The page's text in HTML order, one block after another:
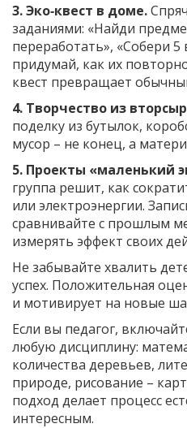
3. Эко‑квест в доме.
заданиями: «Найди
переработать», «Собери
придумай, как их
квест превращает
4. Творчество из
поделку из бутылок,
мусор – не конец, а
5. Проекты «маленький
группа решит, как
или электроэнергии.
сравнивайте с прошлым
измерять эффект своих
Не забывайте хвалить
успех. Положительная
и мотивирует на новые
Если вы педагог,
любую дисциплину:
количества деревьев,
природе, рисование –
подход делает процесс
интересным.